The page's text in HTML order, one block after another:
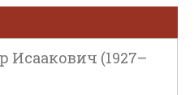
(1927–